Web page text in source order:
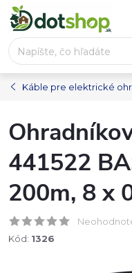
Prejsť
na
obsah
Káble pre elektrické
441522
200m, 8 x
Kód: 1326